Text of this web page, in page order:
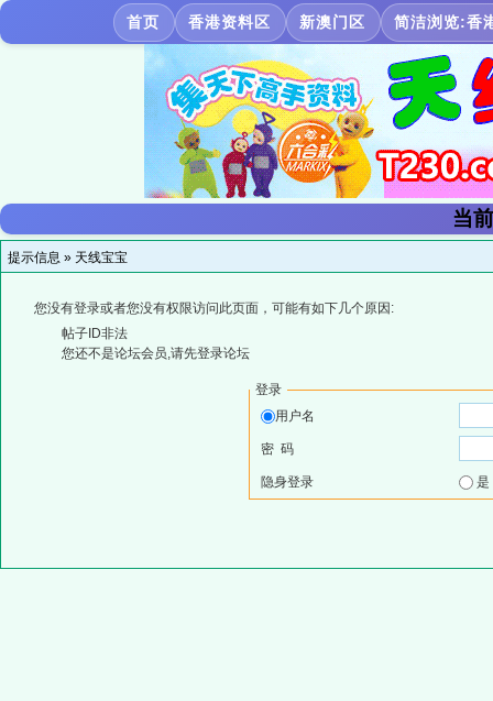
首页 香港资料区 新澳门区 简洁浏览:香
当
提示信息 » 天线宝宝
您没有登录或者您没有权限访问此页面，可能有如下几个原因:
帖子ID非法
您还不是论坛会员,请先登录论坛
登录
用户名
密 码
隐身登录